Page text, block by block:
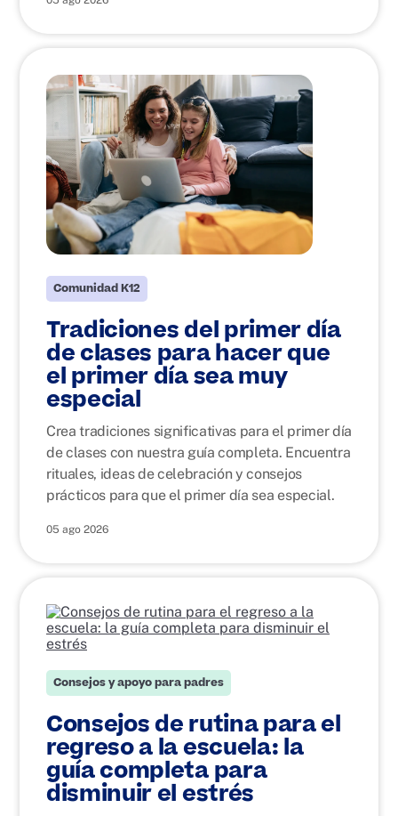
Comunidad K12
Tradiciones del primer día
de clases para hacer que
el primer día sea muy
especial
Crea tradiciones significativas para el primer día
de clases con nuestra guía completa. Encuentra
rituales, ideas de celebración y consejos
prácticos para que el primer día sea especial.
05 ago 2026
Consejos y apoyo para padres
Consejos de rutina para el
regreso a la escuela: la
guía completa para
disminuir el estrés